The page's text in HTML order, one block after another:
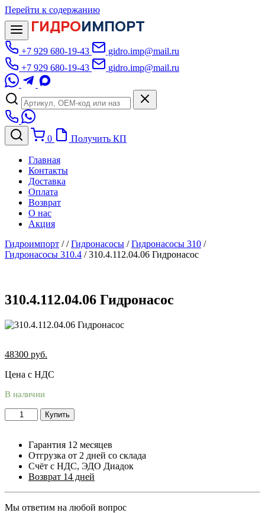
Перейти к содержанию
ГИДРОИМПОРТ
+7 929 680-19-43
gidro.imp@mail.ru
+7 929 680-19-43
gidro.imp@mail.ru
0 Получить КП
Главная
Контакты
Доставка
Оплата
Возврат
О нас
Акция
Гидроимпорт //Гидронасосы /Гидронасосы 310 /
Гидронасосы 310.4 /310.4.112.04.06 Гидронасос
310.4.112.04.06 Гидронасос
48300 руб.
Цена с НДС
В наличии
Купить
Гарантия 12 месяцев
Отгрузка от 2 дней со склада
Счёт с НДС, ЭДО Диадок
Возврат 14 дней
Мы ответим на любой вопрос